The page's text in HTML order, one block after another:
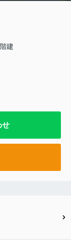
建
せ